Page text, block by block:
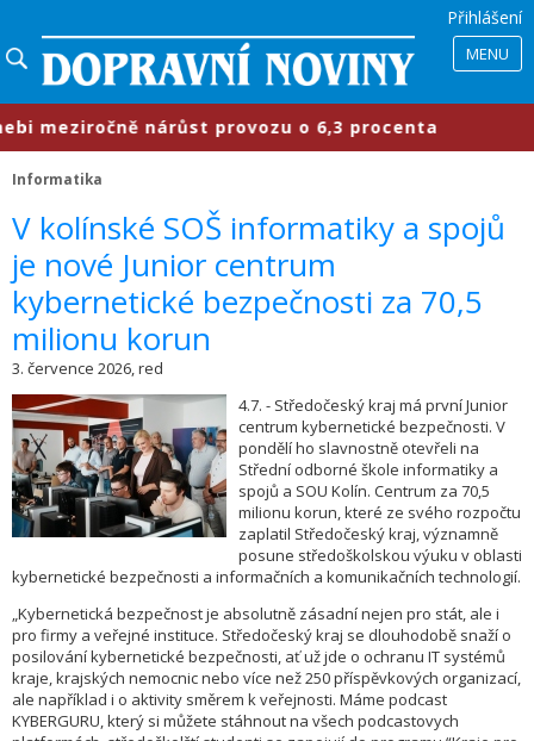
Přihlášení
MENU
nárůst provozu o 6,3 procenta
Informatika
​V kolínské SOŠ informatiky a spojů
je nové Junior centrum
kybernetické bezpečnosti za 70,5
milionu korun
3. července 2026, red
4.7. - Středočeský kraj má první Junior
centrum kybernetické bezpečnosti. V
pondělí ho slavnostně otevřeli na
Střední odborné škole informatiky a
spojů a SOU Kolín. Centrum za 70,5
milionu korun, které ze svého rozpočtu
zaplatil Středočeský kraj, významně
posune středoškolskou výuku v oblasti
kybernetické bezpečnosti a informačních a komunikačních technologií.
„Kybernetická bezpečnost je absolutně zásadní nejen pro stát, ale i
pro firmy a veřejné instituce. Středočeský kraj se dlouhodobě snaží o
posilování kybernetické bezpečnosti, ať už jde o ochranu IT systémů
kraje, krajských nemocnic nebo více než 250 příspěvkových organizací,
ale například i o aktivity směrem k veřejnosti. Máme podcast
KYBERGURU, který si můžete stáhnout na všech podcastovych